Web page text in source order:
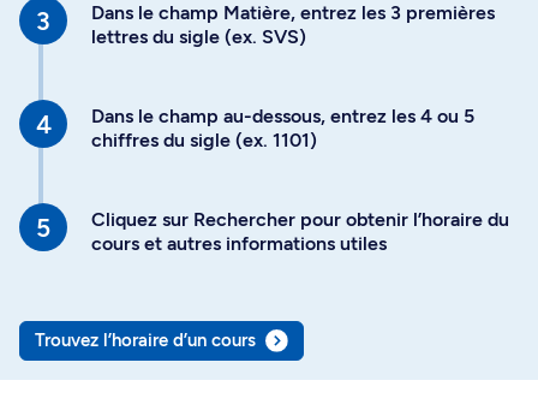
Dans le champ Matière, entrez les 3 premières
lettres du sigle (ex. SVS)
Dans le champ au-dessous, entrez les 4 ou 5
chiffres du sigle (ex. 1101)
Cliquez sur Rechercher pour obtenir l’horaire du
cours et autres informations utiles
Trouvez l’horaire d’un cours